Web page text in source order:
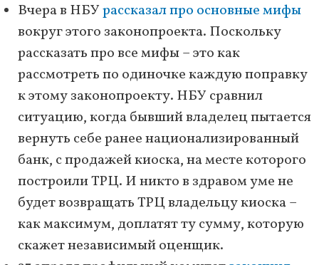
Вчера в НБУрассказал про основные мифы
вокруг этого законопроекта. Поскольку
рассказать про все мифы – это как
рассмотреть по одиночке каждую поправку
к этому законопроекту. НБУ сравнил
ситуацию, когда бывший владелец пытается
вернуть себе ранее национализированный
банк, с продажей киоска, на месте которого
построили ТРЦ. И никто в здравом уме не
будет возвращать ТРЦ владельцу киоска –
как максимум, доплатят ту сумму, которую
скажет независимый оценщик.